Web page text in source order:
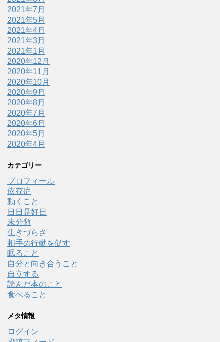
2021年7月
2021年5月
2021年4月
2021年3月
2021年1月
2020年12月
2020年11月
2020年10月
2020年9月
2020年8月
2020年7月
2020年6月
2020年5月
2020年4月
カテゴリー
プロフィール
依存症
動くこと
日日是好日
未分類
生きづらさ
相手の行動を促す
眠ること
自分と向き合うこと
自立する
読んだ本のこと
食べること
メタ情報
ログイン